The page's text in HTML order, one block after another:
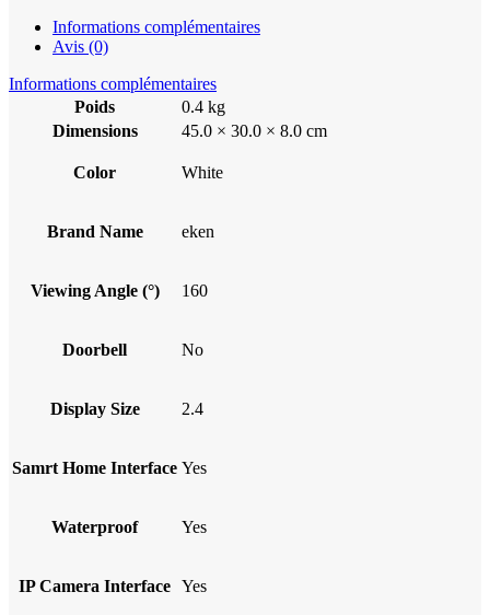
Informations complémentaires
Avis (0)
Informations complémentaires
Poids
0.4 kg
Dimensions
45.0 × 30.0 × 8.0 cm
Color White
Brand Name eken
Viewing Angle (°) 160
Doorbell No
Display Size 2.4
Samrt Home Interface Yes
Waterproof Yes
IP Camera Interface Yes